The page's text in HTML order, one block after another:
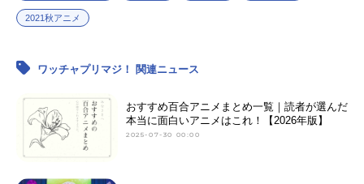
2021秋アニメ
ワッチャプリマジ！ 関連ニュース
おすすめ百合アニメまとめ一覧｜読者が選んだ
本当に面白いアニメはこれ！【2026年版】
2025-07-30 00:00